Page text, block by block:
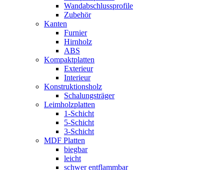
Wandabschlussprofile
Zubehör
Kanten
Furnier
Hirnholz
ABS
Kompaktplatten
Exterieur
Interieur
Konstruktionsholz
Schalungsträger
Leimholzplatten
1-Schicht
5-Schicht
3-Schicht
MDF Platten
biegbar
leicht
schwer entflammbar